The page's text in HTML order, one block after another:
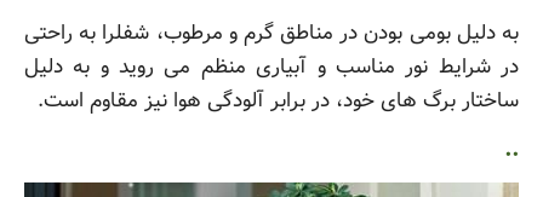
به دلیل بومی بودن در مناطق گرم و مرطوب، شفلرا به راحتی
در شرایط نور مناسب و آبیاری منظم می روید و به دلیل
ساختار برگ های خود، در برابر آلودگی هوا نیز مقاوم است.
..